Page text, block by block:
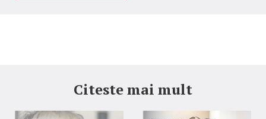
Citeste mai mult